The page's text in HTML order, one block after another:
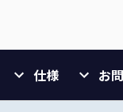
仕様 お